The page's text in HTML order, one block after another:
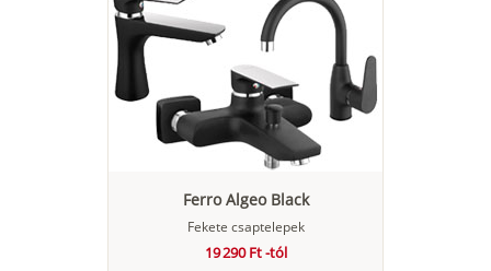
Ferro Algeo Black
Fekete csaptelepek
19 290 Ft -tól